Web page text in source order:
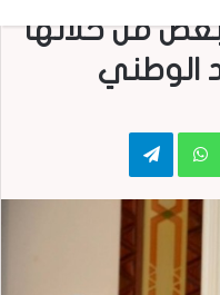
من خلالها
الوطني
WhatsApp
Telegram